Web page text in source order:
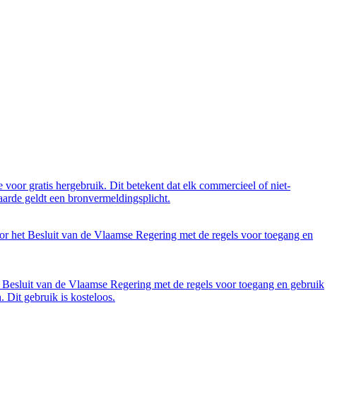
gratis hergebruik. Dit betekent dat elk commercieel of niet-
geldt een bronvermeldingsplicht.
het Besluit van de Vlaamse Regering met de regels voor toegang en
van de Vlaamse Regering met de regels voor toegang en gebruik
Dit gebruik is kosteloos.